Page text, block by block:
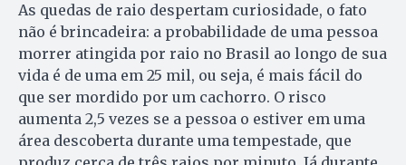
As quedas de raio despertam curiosidade, o fato
não é brincadeira: a probabilidade de uma pessoa
morrer atingida por raio no Brasil ao longo de sua
vida é de uma em 25 mil, ou seja, é mais fácil do
que ser mordido por um cachorro. O risco
aumenta 2,5 vezes se a pessoa o estiver em uma
área descoberta durante uma tempestade, que